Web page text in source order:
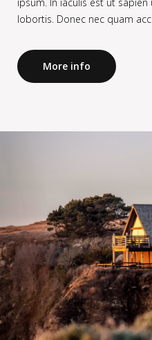
ipsum. In iaculis est ut sapien
lobortis. Donec nec quam
More info